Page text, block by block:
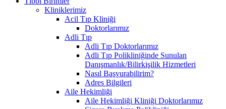
Kliniklerimiz
Acil Tıp Kliniği
Doktorlarımız
Adli Tıp
Adli Tıp Doktorlarımız
Adli Tıp Polikliniğinde Sunulan
Danışmanlık/Bilirkişilik Hizmetleri
Nasıl Başvurabilirim?
Adres Bilgileri
Aile Hekimliği
Aile Hekimliği Kliniği Doktorlarımız